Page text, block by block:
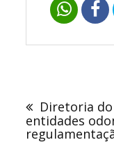
PostDiretoria
entidades